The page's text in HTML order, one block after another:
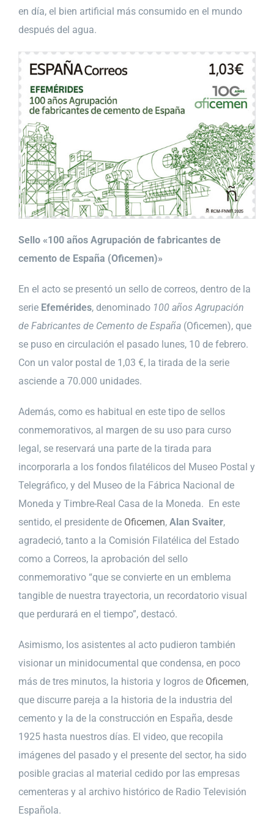
en día, el bien artificial más consumido en el mundo
después del agua.
Sello «100 años Agrupación de fabricantes de
cemento de España (Oficemen)»
En el acto se presentó un sello de correos, dentro de la
serie Efemérides, denominado 100 años Agrupación
de Fabricantes de Cemento de España (Oficemen), que
se puso en circulación el pasado lunes, 10 de febrero.
Con un valor postal de 1,03 €, la tirada de la serie
asciende a 70.000 unidades.
Además, como es habitual en este tipo de sellos
conmemorativos, al margen de su uso para curso
legal, se reservará una parte de la tirada para
incorporarla a los fondos filatélicos del Museo Postal y
Telegráfico, y del Museo de la Fábrica Nacional de
Moneda y Timbre-Real Casa de la Moneda. En este
sentido, el presidente de Oficemen, Alan Svaiter,
agradeció, tanto a la Comisión Filatélica del Estado
como a Correos, la aprobación del sello
conmemorativo “que se convierte en un emblema
tangible de nuestra trayectoria, un recordatorio visual
que perdurará en el tiempo”, destacó.
Asimismo, los asistentes al acto pudieron también
visionar un minidocumental que condensa, en poco
más de tres minutos, la historia y logros de Oficemen,
que discurre pareja a la historia de la industria del
cemento y la de la construcción en España, desde
1925 hasta nuestros días. El video, que recopila
imágenes del pasado y el presente del sector, ha sido
posible gracias al material cedido por las empresas
cementeras y al archivo histórico de Radio Televisión
Española.